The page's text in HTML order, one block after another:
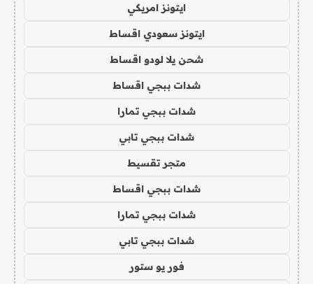
ايتونز امريكي
ايتونز سعودي اقساط
شحن يلا لودو اقساط
شدات ببجي اقساط
شدات ببجي تمارا
شدات ببجي تابي
متجر تقسيط
شدات ببجي اقساط
شدات ببجي تمارا
شدات ببجي تابي
فور يو ستور